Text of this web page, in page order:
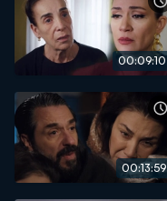
00:09:10
00:13:59